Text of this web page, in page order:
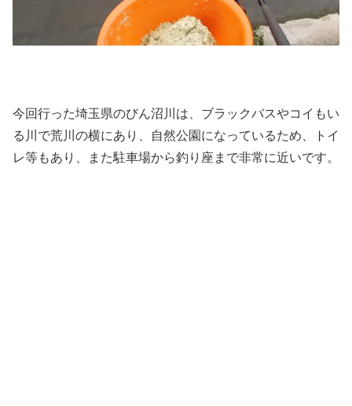
今回行った埼玉県のびん沼川は、ブラックバスやコイもい
る川で荒川の横にあり、自然公園になっているため、トイ
レ等もあり、また駐車場から釣り座まで非常に近いです。